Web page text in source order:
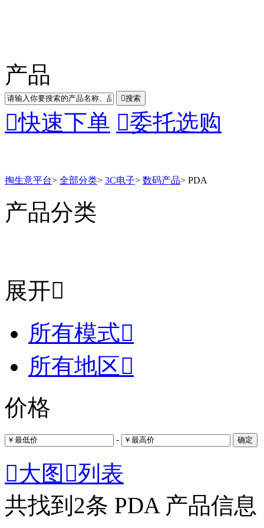
产品
搜索
快速下单 委托选购
掏生意平台> 全部分类> 3C电子> 数码产品> PDA
产品分类
展开
所有模式
所有地区
价格
- 确定
大图 列表
共找到 2条 PDA 产品信息